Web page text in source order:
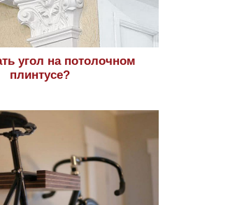
угол на потолочном
плинтусе?